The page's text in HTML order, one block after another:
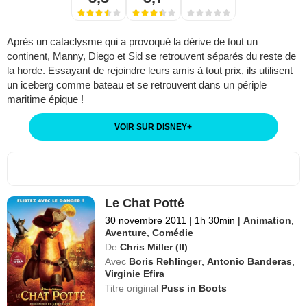
Après un cataclysme qui a provoqué la dérive de tout un
continent, Manny, Diego et Sid se retrouvent séparés du reste de
la horde. Essayant de rejoindre leurs amis à tout prix, ils utilisent
un iceberg comme bateau et se retrouvent dans un périple
maritime épique !
VOIR SUR DISNEY+
Le Chat Potté
30 novembre 2011 | 1h 30min | Animation
Aventure ,Comédie
De Chris Miller (II)
Avec Boris Rehlinger,Antonio Banderas
Virginie Efira
Titre original Puss in Boots